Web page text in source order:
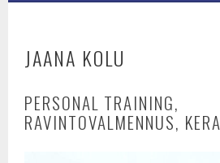
JAANA KOLU
PERSONAL TRAINING,
RAVINTOVALMENNUS,